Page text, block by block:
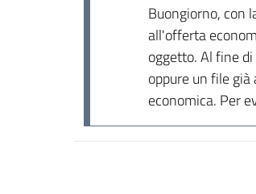
Buongiorno, con
all'offerta
oggetto. Al fine
oppure un file
economica. Per